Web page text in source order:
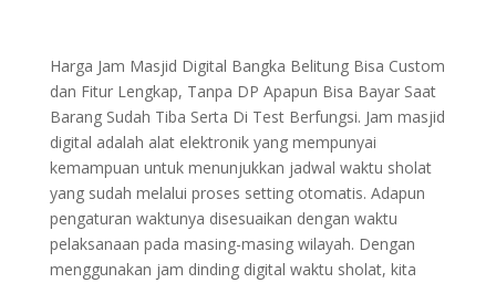
Harga Jam Masjid Digital Bangka Belitung Bisa Custom
dan Fitur Lengkap, Tanpa DP Apapun Bisa Bayar Saat
Barang Sudah Tiba Serta Di Test Berfungsi. Jam masjid
digital adalah alat elektronik yang mempunyai
kemampuan untuk menunjukkan jadwal waktu sholat
yang sudah melalui proses setting otomatis. Adapun
pengaturan waktunya disesuaikan dengan waktu
pelaksanaan pada masing-masing wilayah. Dengan
menggunakan jam dinding digital waktu sholat, kita